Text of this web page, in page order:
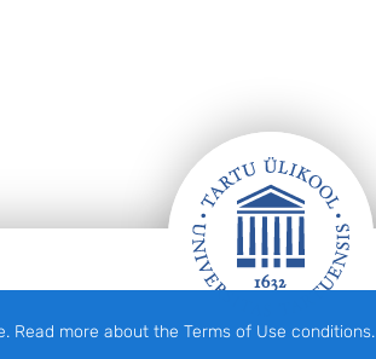
Read more about the Terms of Use conditions.